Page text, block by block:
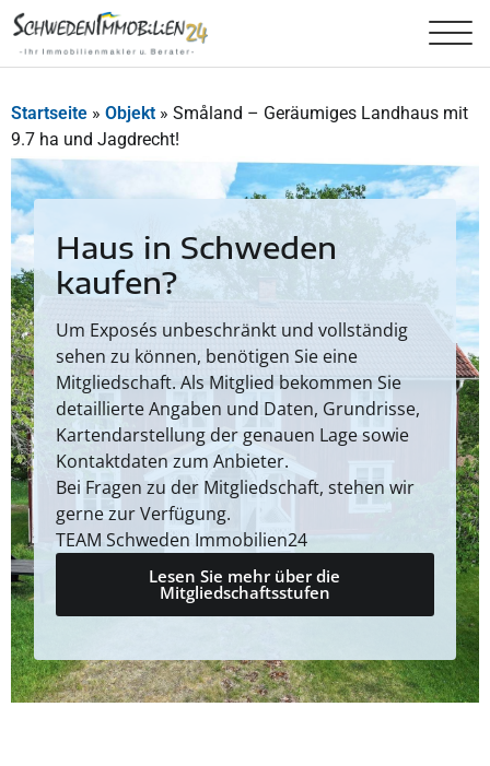
Startseite » Objekt » Småland – Geräumiges Landhaus mit
9.7 ha und Jagdrecht!
Haus in Schweden
kaufen?
Um Exposés unbeschränkt und vollständig
sehen zu können, benötigen Sie eine
Mitgliedschaft. Als Mitglied bekommen Sie
detaillierte Angaben und Daten, Grundrisse,
Kartendarstellung der genauen Lage sowie
Kontaktdaten zum Anbieter.
Bei Fragen zu der Mitgliedschaft, stehen wir
gerne zur Verfügung.
TEAM Schweden Immobilien24
Lesen Sie mehr über die
Mitgliedschaftsstufen